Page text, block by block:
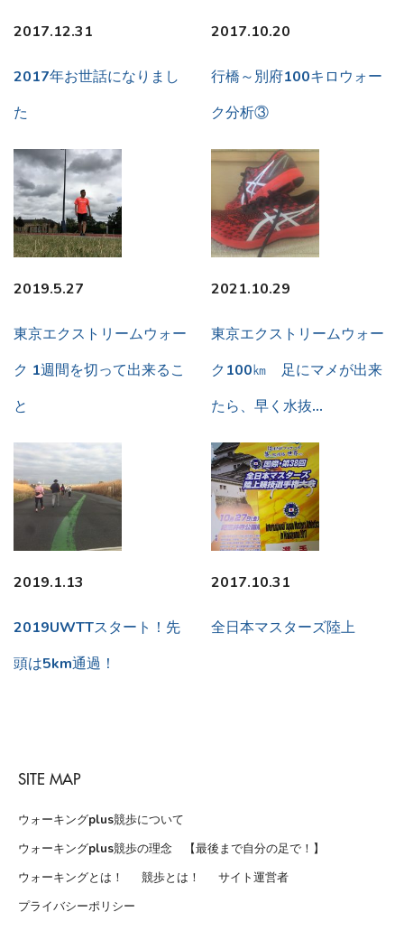
2017.12.31
2017年お世話になりまし
た
2017.10.20
行橋～別府100キロウォー
ク分析③
2019.5.27
東京エクストリームウォー
ク 1週間を切って出来るこ
と
2021.10.29
東京エクストリームウォー
ク100㎞ 足にマメが出来
たら、早く水抜…
2019.1.13
2019UWTTスタート！先
頭は5km通過！
2017.10.31
全日本マスターズ陸上
SITE MAP
ウォーキングplus競歩について
ウォーキングplus競歩の理念 【最後まで自分の足で！】
ウォーキングとは！
競歩とは！
サイト運営者
プライバシーポリシー